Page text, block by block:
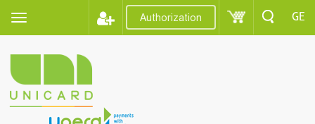
Authorization GE